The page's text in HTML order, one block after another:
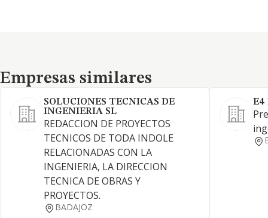
Empresas similares
Empresas similares
SOLUCIONES TECNICAS DE
INGENIERIA SL
REDACCION DE PROYECTOS
TECNICOS DE TODA INDOLE
RELACIONADAS CON LA
INGENIERIA, LA DIRECCION
TECNICA DE OBRAS Y
PROYECTOS.
BADAJOZ
E4